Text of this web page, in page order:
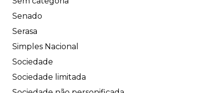
Senado
Serasa
Simples Nacional
Sociedade
Sociedade limitada